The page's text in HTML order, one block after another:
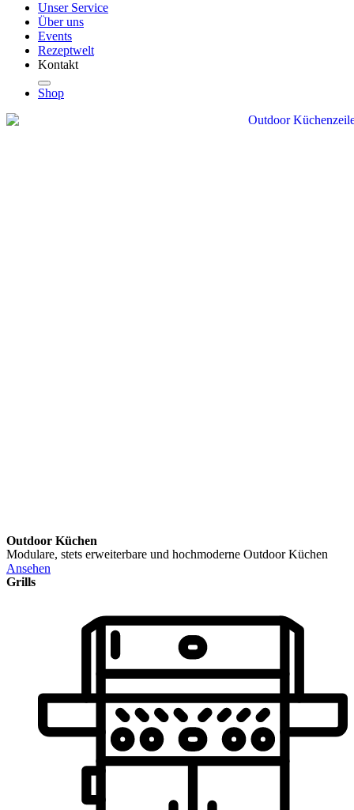
Unser Service
Über uns
Events
Rezeptwelt
Kontakt
Shop
Outdoor Küchen
Modulare, stets erweiterbare und hochmoderne Outdoor Küchen
Ansehen
Grills